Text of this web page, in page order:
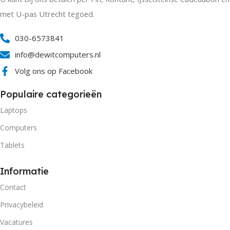
met U-pas Utrecht tegoed.
030-6573841
info@dewitcomputers.nl
Volg ons op Facebook
Populaire categorieën
Laptops
Computers
Tablets
Informatie
Contact
Privacybeleid
Vacatures